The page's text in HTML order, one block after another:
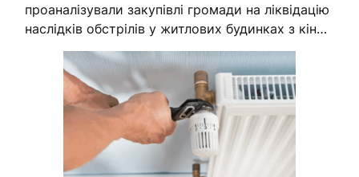
проаналізували закупівлі громади на ліквідацію
наслідків обстрілів у житлових будинках з кінця
червня 2026-го.